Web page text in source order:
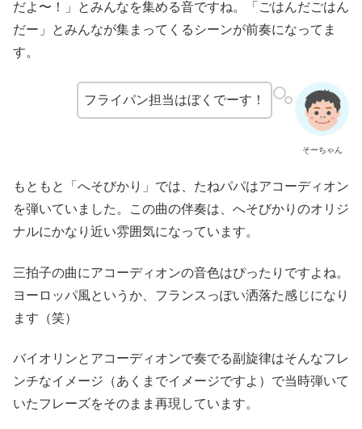
だよ〜！」とみんなを集める音ですね。「ごはんだごはん
だー」とみんなが集まってくるシーンが前奏になってま
す。
そーちゃん
フライパン担当はぼくでーす！
もともと「へそびかり」では、たねパパはアコーディオン
を弾いていました。この曲の伴奏は、へそびかりのオリジ
ナルにかなり近い雰囲気になっています。
三拍子の曲にアコーディオンの音色はぴったりですよね。
ヨーロッパ風というか、フランスっぽい洒落た感じになり
ます（笑）
バイオリンとアコーディオンで奏でる副旋律はそんなフレ
ンチなイメージ（あくまでイメージですよ）で当時弾いて
いたフレーズをそのまま再現しています。